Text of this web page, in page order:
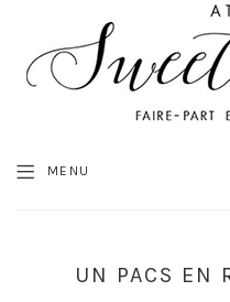
MENU
UN PACS EN